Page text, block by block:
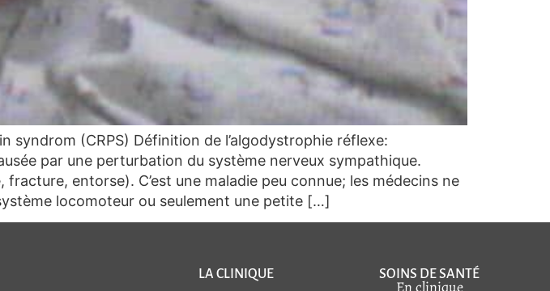
syndrom (CRPS) Définition de l’algodystrophie réflexe:
par une perturbation du système nerveux sympathique.
entorse). C’est une maladie peu connue; les médecins ne
locomoteur ou seulement une petite […]
SOINS DE SANTÉ
LA CLINIQUE